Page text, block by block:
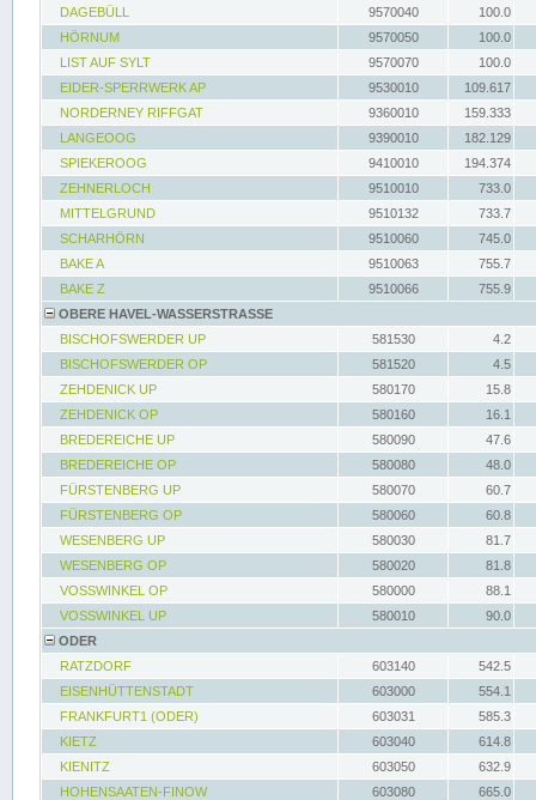
DAGEBÜLL 9570040
100.0
HÖRNUM
9570050
100.0
LIST AUF SYLT
9570070
100.0
EIDER-SPERRWERK AP
9530010
109.617
NORDERNEY RIFFGAT
9360010
159.333
LANGEOOG
9390010
182.129
SPIEKEROOG
9410010
194.374
ZEHNERLOCH
9510010
733.0
MITTELGRUND
9510132
733.7
SCHARHÖRN
9510060
745.0
BAKE A
9510063
755.7
BAKE Z
9510066
755.9
OBERE HAVEL-WASSERSTRASSE
BISCHOFSWERDER UP
581530
4.2
BISCHOFSWERDER OP
581520
4.5
ZEHDENICK UP
580170
15.8
ZEHDENICK OP
580160
16.1
BREDEREICHE UP
580090
47.6
BREDEREICHE OP
580080
48.0
FÜRSTENBERG UP
580070
60.7
FÜRSTENBERG OP
580060
60.8
WESENBERG UP
580030
81.7
WESENBERG OP
580020
81.8
VOSSWINKEL OP
580000
88.1
VOSSWINKEL UP
580010
90.0
ODER
RATZDORF
603140
542.5
EISENHÜTTENSTADT
603000
554.1
FRANKFURT1 (ODER)
603031
585.3
KIETZ
603040
614.8
KIENITZ
603050
632.9
HOHENSAATEN-FINOW
603080
665.0